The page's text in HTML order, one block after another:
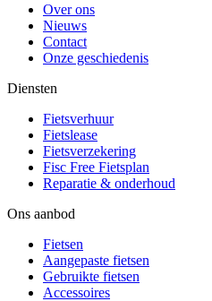
Over ons
Nieuws
Contact
Onze geschiedenis
Diensten
Fietsverhuur
Fietslease
Fietsverzekering
Fisc Free Fietsplan
Reparatie & onderhoud
Ons aanbod
Fietsen
Aangepaste fietsen
Gebruikte fietsen
Accessoires